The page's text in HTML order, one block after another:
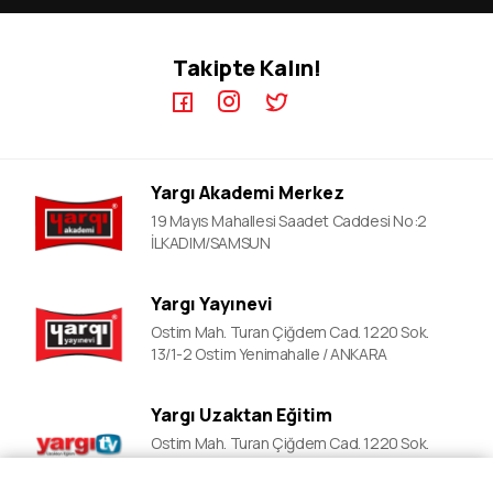
KPSS A Video Dersler
YDS Video Ders
Takipte Kalın!
Yargı Akademi Merkez
19 Mayıs Mahallesi Saadet Caddesi No:2
İLKADIM/SAMSUN
Yargı Yayınevi
Ostim Mah. Turan Çiğdem Cad. 1220 Sok.
13/1-2 Ostim Yenimahalle / ANKARA
Yargı Uzaktan Eğitim
Ostim Mah. Turan Çiğdem Cad. 1220 Sok.